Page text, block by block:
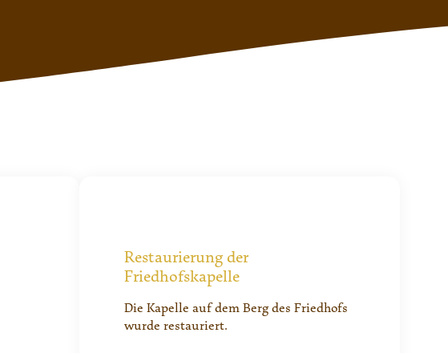
Restaurierung der
Friedhofskapelle
Die Kapelle auf dem Berg des Friedhofs
wurde restauriert.